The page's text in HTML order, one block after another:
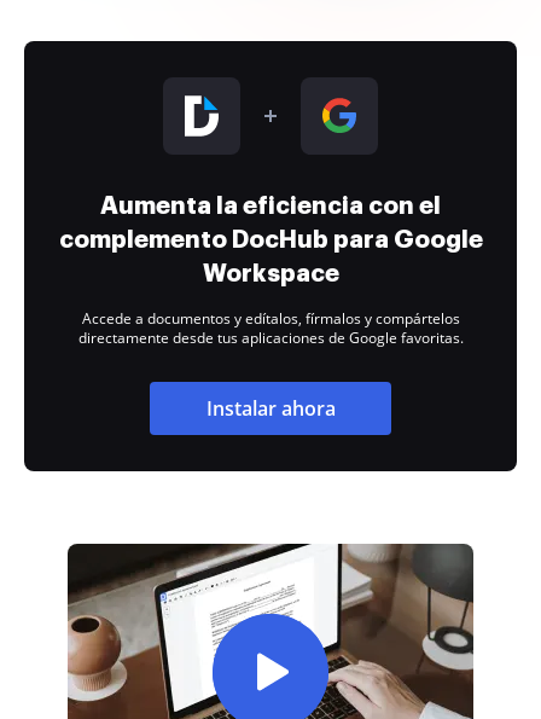
Aumenta la eficiencia con el
complemento DocHub para Google
Workspace
Accede a documentos y edítalos, fírmalos y compártelos
directamente desde tus aplicaciones de Google favoritas.
Instalar ahora